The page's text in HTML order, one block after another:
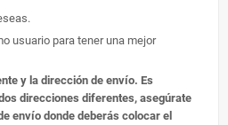
usuario para tener una mejor
y la dirección de envío. Es
direcciones diferentes, asegúrate
envío donde deberás colocar el